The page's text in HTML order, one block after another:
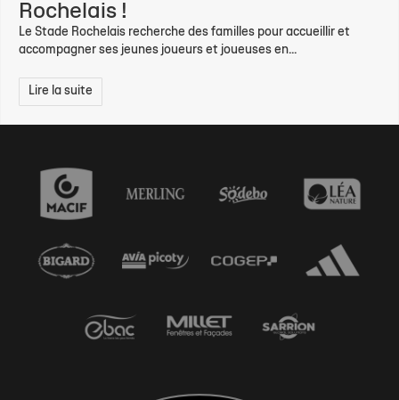
Rochelais !
Le Stade Rochelais recherche des familles pour accueillir et
accompagner ses jeunes joueurs et joueuses en...
Lire la suite